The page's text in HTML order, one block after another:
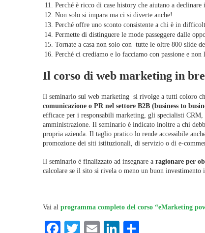
Perché è ricco di case history che aiutano a declinare
Non solo si impara ma ci si diverte anche!
Perché offre uno sconto consistente a chi è in
Permette di distinguere le mode passeggere dalle
Tornate a casa non solo con tutte le oltre 800 slide
Perché ci crediamo e lo facciamo con passione e
Il corso di web marketing in
Il seminario sul web marketing si rivolge a tutti coloro
comunicazione o PR nel settore B2B (business to
efficace per i responsabili marketing, gli specialisti
amministrazione. Il seminario è indicato inoltre a chi
propria azienda. Il taglio pratico lo rende accessibile
promozione dei siti istituzionali, di servizio o di e-
Il seminario è finalizzato ad insegnare a ragionare per
calcolare se il sito si rivela o meno un buon investimento
Vai al programma completo del corso “eMarketing
Facebook
Twitter
EmailLinkedIn